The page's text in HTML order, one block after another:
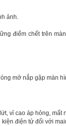
ảnh.
điểm chết trên
mở nắp gập màn
vỉ cao áp hỏng, mất
điện tử đối với